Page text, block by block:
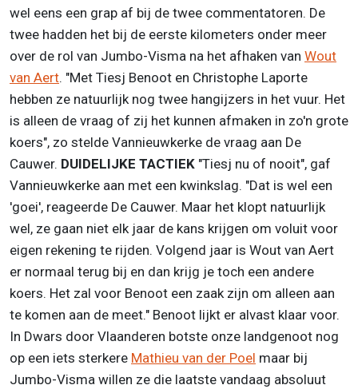
wel eens een grap af bij de twee commentatoren. De
twee hadden het bij de eerste kilometers onder meer
over de rol van Jumbo-Visma na het afhaken van Wout
van Aert. "Met Tiesj Benoot en Christophe Laporte
hebben ze natuurlijk nog twee hangijzers in het vuur. Het
is alleen de vraag of zij het kunnen afmaken in zo'n grote
koers", zo stelde Vannieuwkerke de vraag aan De
Cauwer. DUIDELIJKE TACTIEK "Tiesj nu of nooit", gaf
Vannieuwkerke aan met een kwinkslag. "Dat is wel een
'goei', reageerde De Cauwer. Maar het klopt natuurlijk
wel, ze gaan niet elk jaar de kans krijgen om voluit voor
eigen rekening te rijden. Volgend jaar is Wout van Aert
er normaal terug bij en dan krijg je toch een andere
koers. Het zal voor Benoot een zaak zijn om alleen aan
te komen aan de meet." Benoot lijkt er alvast klaar voor.
In Dwars door Vlaanderen botste onze landgenoot nog
op een iets sterkere Mathieu van der Poel maar bij
Jumbo-Visma willen ze die laatste vandaag absoluut